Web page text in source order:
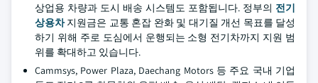
상업용 차량과 도시 배송 시스템도 포함됩니다. 정부의 전기
상용차지원금은 교통 혼잡 완화 및 대기질 개선 목표를 달성
하기 위해 주로 도심에서 운행되는 소형 전기차까지 지원 범
위를 확대하고 있습니다.
Cammsys, Power Plaza, Daechang Motors 등 주요 국내 기업